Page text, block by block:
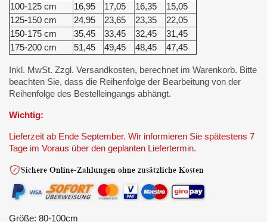
100-125 cm
16,95 17,05 16,35
15,05
125-150 cm
24,95 23,65 23,35
22,05
150-175 cm
35,45 33,45 32,45
31,45
175-200 cm
51,45 49,45 48,45 47,45
Inkl. MwSt. Zzgl. Versandkosten, berechnet im Warenkorb. Bitte
beachten Sie, dass die Reihenfolge der Bearbeitung von der
Reihenfolge des Bestelleingangs abhängt.
Wichtig:
Lieferzeit ab Ende September. Wir informieren Sie spätestens 7
Tage im Voraus über den geplanten Liefertermin.
Größe: 80-100cm